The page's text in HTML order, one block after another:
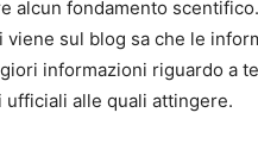
alcun fondamento
viene sul blog sa che le
informazioni riguardo a
ufficiali alle quali attingere.